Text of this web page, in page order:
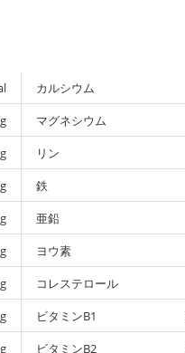
g
g
g
g
g
g
g
g
カルシウム
マグネシウム
リン
鉄
亜鉛
ヨウ素
コレステロール
ビタミンB1
ビタミンB2